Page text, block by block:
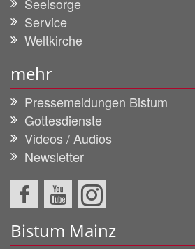
Seelsorge
Service
Weltkirche
mehr
Pressemeldungen Bistum
Gottesdienste
Videos / Audios
Newsletter
Bistum Mainz